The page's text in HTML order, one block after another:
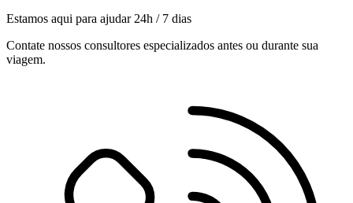
Estamos aqui para ajudar 24h / 7 dias
Contate nossos consultores especializados antes ou durante sua
viagem.